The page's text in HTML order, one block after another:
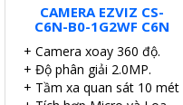
CAMERA EZVIZ CS-
C6N-B0-1G2WF C6N
+ Camera xoay 360 độ.
+ Độ phân giải 2.0MP.
+ Tầm xa quan sát 10 mét.